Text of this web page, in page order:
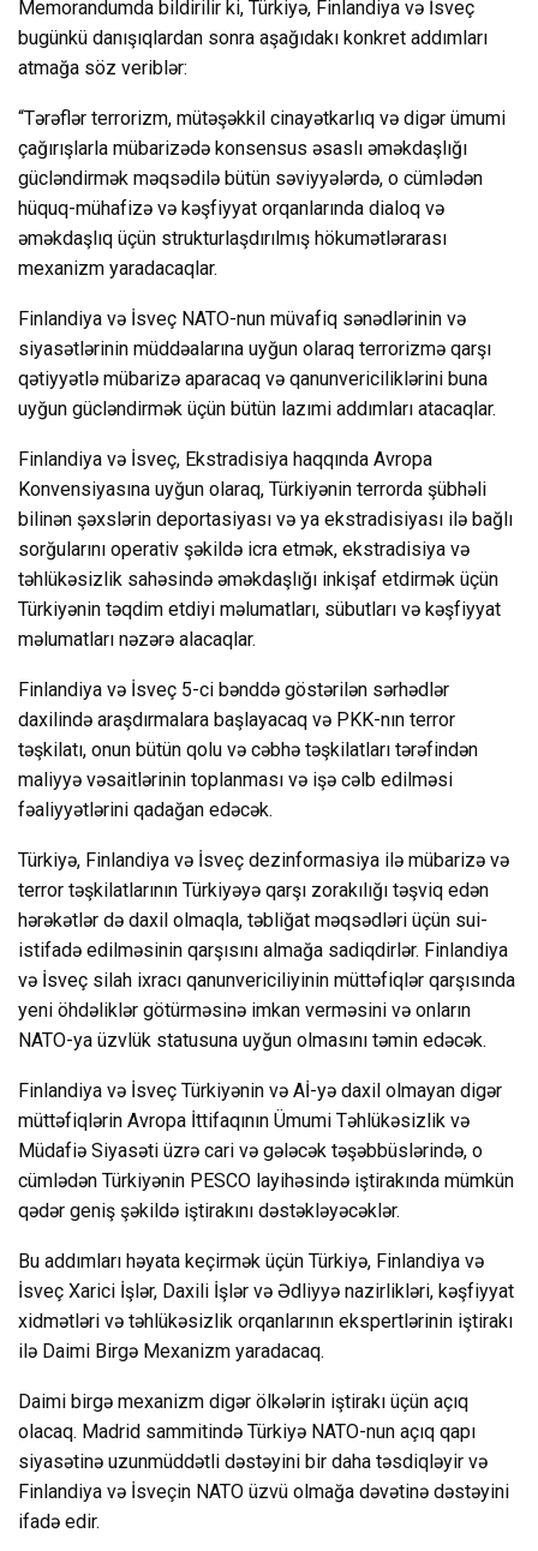
Memorandumda bildirilir ki, Türkiyə, Finlandiya və İsveç
bugünkü danışıqlardan sonra aşağıdakı konkret addımları
atmağa söz veriblər:
“Tərəflər terrorizm, mütəşəkkil cinayətkarlıq və digər ümumi
çağırışlarla mübarizədə konsensus əsaslı əməkdaşlığı
gücləndirmək məqsədilə bütün səviyyələrdə, o cümlədən
hüquq-mühafizə və kəşfiyyat orqanlarında dialoq və
əməkdaşlıq üçün strukturlaşdırılmış hökumətlərarası
mexanizm yaradacaqlar.
Finlandiya və İsveç NATO-nun müvafiq sənədlərinin və
siyasətlərinin müddəalarına uyğun olaraq terrorizmə qarşı
qətiyyətlə mübarizə aparacaq və qanunvericiliklərini buna
uyğun gücləndirmək üçün bütün lazımi addımları atacaqlar.
Finlandiya və İsveç, Ekstradisiya haqqında Avropa
Konvensiyasına uyğun olaraq, Türkiyənin terrorda şübhəli
bilinən şəxslərin deportasiyası və ya ekstradisiyası ilə bağlı
sorğularını operativ şəkildə icra etmək, ekstradisiya və
təhlükəsizlik sahəsində əməkdaşlığı inkişaf etdirmək üçün
Türkiyənin təqdim etdiyi məlumatları, sübutları və kəşfiyyat
məlumatları nəzərə alacaqlar.
Finlandiya və İsveç 5-ci bənddə göstərilən sərhədlər
daxilində araşdırmalara başlayacaq və PKK-nın terror
təşkilatı, onun bütün qolu və cəbhə təşkilatları tərəfindən
maliyyə vəsaitlərinin toplanması və işə cəlb edilməsi
fəaliyyətlərini qadağan edəcək.
Türkiyə, Finlandiya və İsveç dezinformasiya ilə mübarizə və
terror təşkilatlarının Türkiyəyə qarşı zorakılığı təşviq edən
hərəkətlər də daxil olmaqla, təbliğat məqsədləri üçün sui-
istifadə edilməsinin qarşısını almağa sadiqdirlər. Finlandiya
və İsveç silah ixracı qanunvericiliyinin müttəfiqlər qarşısında
yeni öhdəliklər götürməsinə imkan verməsini və onların
NATO-ya üzvlük statusuna uyğun olmasını təmin edəcək.
Finlandiya və İsveç Türkiyənin və Aİ-yə daxil olmayan digər
müttəfiqlərin Avropa İttifaqının Ümumi Təhlükəsizlik və
Müdafiə Siyasəti üzrə cari və gələcək təşəbbüslərində, o
cümlədən Türkiyənin PESCO layihəsində iştirakında mümkün
qədər geniş şəkildə iştirakını dəstəkləyəcəklər.
Bu addımları həyata keçirmək üçün Türkiyə, Finlandiya və
İsveç Xarici İşlər, Daxili İşlər və Ədliyyə nazirlikləri, kəşfiyyat
xidmətləri və təhlükəsizlik orqanlarının ekspertlərinin iştirakı
ilə Daimi Birgə Mexanizm yaradacaq.
Daimi birgə mexanizm digər ölkələrin iştirakı üçün açıq
olacaq. Madrid sammitində Türkiyə NATO-nun açıq qapı
siyasətinə uzunmüddətli dəstəyini bir daha təsdiqləyir və
Finlandiya və İsveçin NATO üzvü olmağa dəvətinə dəstəyini
ifadə edir.